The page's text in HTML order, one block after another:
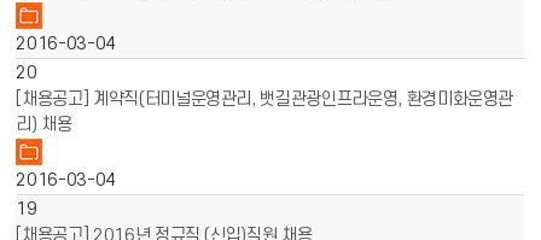
2016-03-04
20
[채용공고] 계약직(터미널운영관리, 뱃길관광인프라운영, 환경미화운영관
리) 채용
2016-03-04
19
[채용공고] 2016년 정규직 (신입)직원 채용